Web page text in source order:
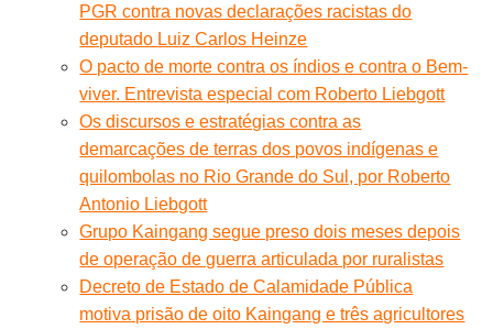
PGR contra novas declarações racistas do
deputado Luiz Carlos Heinze
O pacto de morte contra os índios e contra o Bem-
viver. Entrevista especial com Roberto Liebgott
Os discursos e estratégias contra as
demarcações de terras dos povos indígenas e
quilombolas no Rio Grande do Sul, por Roberto
Antonio Liebgott
Grupo Kaingang segue preso dois meses depois
de operação de guerra articulada por ruralistas
Decreto de Estado de Calamidade Pública
motiva prisão de oito Kaingang e três agricultores